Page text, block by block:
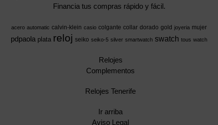
Financia tus compras rápido y fácil.
acero automatic calvin-klein casio colgante collar dorado gold joyeria mujer
pdpaola plata reloj seiko seiko-5 silver smartwatch swatch tous watch
Relojes
Complementos
Relojes Tenerife
Ir arriba
Aviso Legal